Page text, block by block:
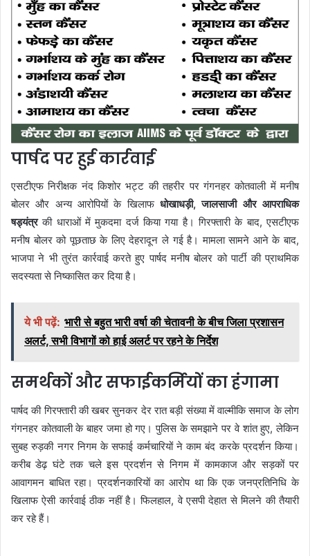
पार्षद पर हुई कार्रवाई
एसटीएफ निरीक्षक नंद किशोर भट्ट की तहरीर पर गंगनहर कोतवाली में मनीष
बोलर और अन्य आरोपियों के खिलाफ धोखाधड़ी, जालसाजी और आपराधिक
षड्यंत्रकी धाराओं में मुकदमा दर्ज किया गया है। गिरफ्तारी के बाद, एसटीएफ
मनीष बोलर को पूछताछ के लिए देहरादून ले गई है। मामला सामने आने के बाद,
भाजपा ने भी तुरंत कार्रवाई करते हुए पार्षद मनीष बोलर को पार्टी की प्राथमिक
सदस्यता से निष्कासित कर दिया है।
ये भी पढ़ें: भारी से बहुत भारी वर्षा की चेतावनी के बीच जिला प्रशासन
अलर्ट, सभी विभागों को हाई अलर्ट पर रहने के निर्देश
समर्थकों और सफाईकर्मियों का हंगामा
पार्षद की गिरफ्तारी की खबर सुनकर देर रात बड़ी संख्या में वाल्मीकि समाज के लोग
गंगनहर कोतवाली के बाहर जमा हो गए। पुलिस के समझाने पर वे शांत हुए, लेकिन
सुबह रुड़की नगर निगम के सफाई कर्मचारियों ने काम बंद करके प्रदर्शन किया।
करीब डेढ़ घंटे तक चले इस प्रदर्शन से निगम में कामकाज और सड़कों पर
आवागमन बाधित रहा। प्रदर्शनकारियों का आरोप था कि एक जनप्रतिनिधि के
खिलाफ ऐसी कार्रवाई ठीक नहीं है। फिलहाल, वे एसपी देहात से मिलने की तैयारी
कर रहे हैं।